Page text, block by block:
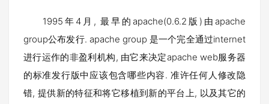
1995年4月, 最早的apache(0.6.2版)由apache
group公布发行. apache group 是一个完全通过internet
进行运作的非盈利机构, 由它来决定apache web服务器
的标准发行版中应该包含哪些内容. 准许任何人修改隐
错, 提供新的特征和将它移植到新的平台上, 以及其它的